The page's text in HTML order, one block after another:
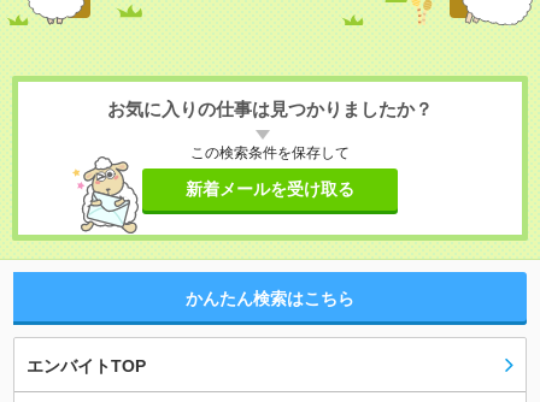
お気に入りの仕事は見つかりましたか？
この検索条件を保存して
新着メールを受け取る
かんたん検索はこちら
エンバイトTOP